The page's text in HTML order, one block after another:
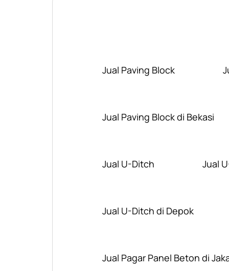
Jual Paving Block
Jual Paving Block di Bekasi
Jual U-Ditch Jual
Jual U-Ditch di Depok
Jual Pagar Panel Beton di